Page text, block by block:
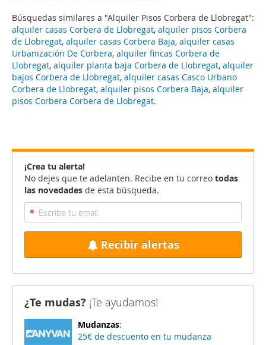
Búsquedas similares a "Alquiler Pisos Corbera de Llobregat":
alquiler casas Corbera de Llobregat, alquiler pisos Corbera
de Llobregat, alquiler casas Corbera Baja, alquiler casas
Urbanización De Corbera, alquiler fincas Corbera de
Llobregat, alquiler planta baja Corbera de Llobregat, alquiler
bajos Corbera de Llobregat, alquiler casas Casco Urbano
Corbera de Llobregat, alquiler pisos Corbera Baja, alquiler
pisos Corbera Corbera de Llobregat.
¡Crea tu alerta!
No dejes que te adelanten. Recibe en tu correo todas
las novedades de esta búsqueda.
Recibir alertas
¿Te mudas? ¡Te ayudamos!
Mudanzas:
25€ de descuento en tu mudanza